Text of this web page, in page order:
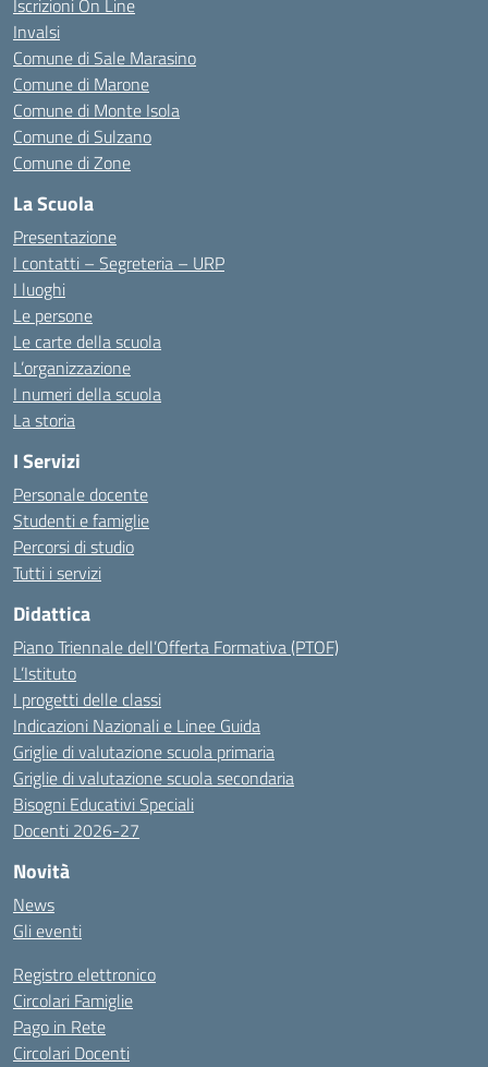
Iscrizioni On Line
Invalsi
Comune di Sale Marasino
Comune di Marone
Comune di Monte Isola
Comune di Sulzano
Comune di Zone
La Scuola
Presentazione
I contatti – Segreteria – URP
I luoghi
Le persone
Le carte della scuola
L’organizzazione
I numeri della scuola
La storia
I Servizi
Personale docente
Studenti e famiglie
Percorsi di studio
Tutti i servizi
Didattica
Piano Triennale dell’Offerta Formativa (PTOF)
L’Istituto
I progetti delle classi
Indicazioni Nazionali e Linee Guida
Griglie di valutazione scuola primaria
Griglie di valutazione scuola secondaria
Bisogni Educativi Speciali
Docenti 2026-27
Novità
News
Gli eventi
Registro elettronico
Circolari Famiglie
Pago in Rete
Circolari Docenti